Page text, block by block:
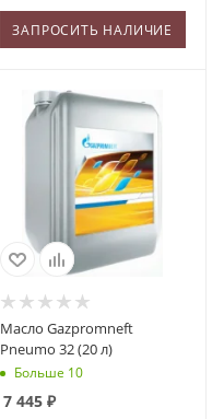
ЗАПРОСИТЬ НАЛИЧИЕ
Масло Gazpromneft
Pneumo 32 (20 л)
Больше 10
7 445₽